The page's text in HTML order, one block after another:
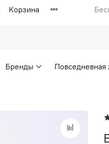
Корзина
Бренды